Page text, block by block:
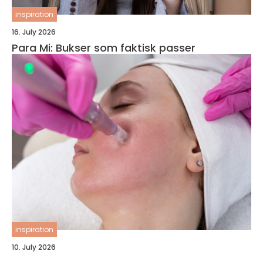
inspiration
16. July 2026
Para Mi: Bukser som faktisk passer
inspiration
10. July 2026